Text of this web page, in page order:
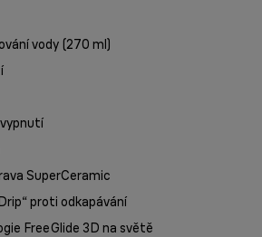
vody (270 ml)
SuperCeramic
proti odkapávání
FreeGlide 3D na světě